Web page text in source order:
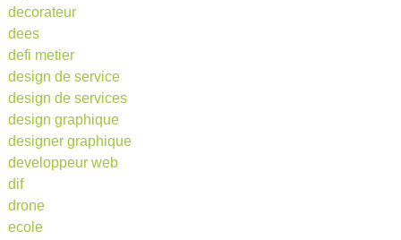
decorateur
dees
defi metier
design de service
design de services
design graphique
designer graphique
developpeur web
dif
drone
ecole